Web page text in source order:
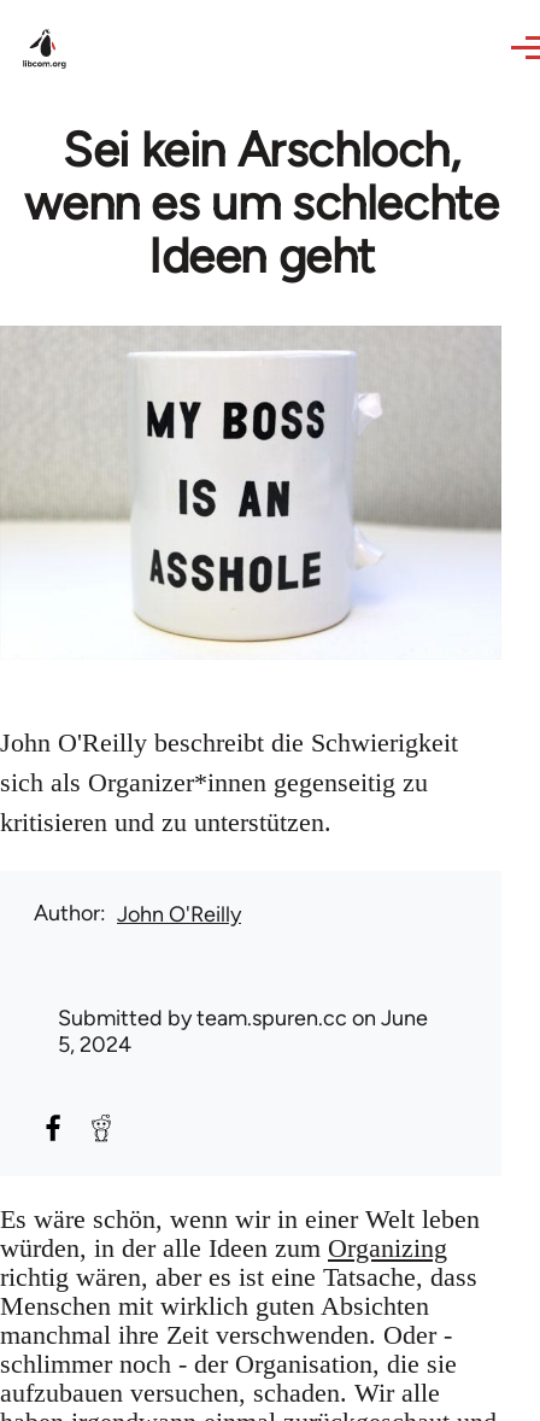
Sei kein Arschloch,
wenn es um schlechte
Ideen geht
John O'Reilly beschreibt die Schwierigkeit
sich als Organizer*innen gegenseitig zu
kritisieren und zu unterstützen.
Author John O'Reilly
Submitted byteam.spuren.cc on June
5, 2024
Es wäre schön, wenn wir in einer Welt leben
würden, in der alle Ideen zum Organizing
richtig wären, aber es ist eine Tatsache, dass
Menschen mit wirklich guten Absichten
manchmal ihre Zeit verschwenden. Oder -
schlimmer noch - der Organisation, die sie
aufzubauen versuchen, schaden. Wir alle